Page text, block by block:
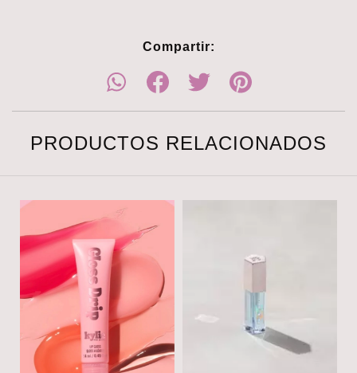
Compartir:
PRODUCTOS RELACIONADOS